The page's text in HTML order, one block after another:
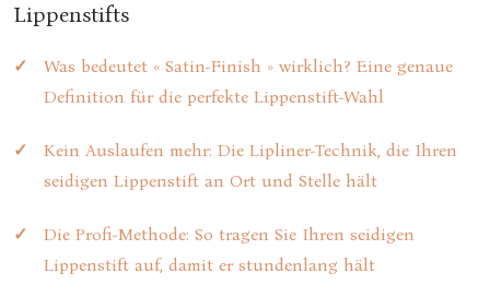
Lippenstifts
Was bedeutet « Satin-Finish » wirklich? Eine genaue
Definition für die perfekte Lippenstift-Wahl
Kein Auslaufen mehr: Die Lipliner-Technik, die Ihren
seidigen Lippenstift an Ort und Stelle hält
Die Profi-Methode: So tragen Sie Ihren seidigen
Lippenstift auf, damit er stundenlang hält